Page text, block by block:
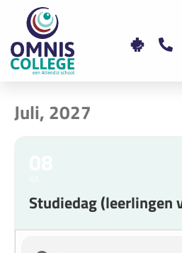
Juli, 2027
Studiedag (leerlingen